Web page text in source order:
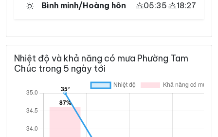
Bình minh/Hoàng hôn 05:35 18:27
Nhiệt độ và khả năng có mưa Phường Tam
Chúc trong 5 ngày tới